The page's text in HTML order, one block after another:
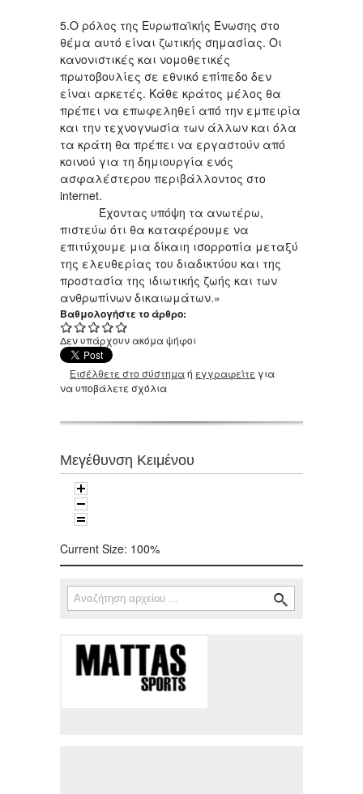
5.Ο ρόλος της Ευρωπαϊκής Ένωσης στο
θέμα αυτό είναι ζωτικής σημασίας. Οι
κανονιστικές και νομοθετικές
πρωτοβουλίες σε εθνικό επίπεδο δεν
είναι αρκετές. Κάθε κράτος μέλος θα
πρέπει να επωφεληθεί από την εμπειρία
και την τεχνογνωσία των άλλων και όλα
τα κράτη θα πρέπει να εργαστούν από
κοινού για τη δημιουργία ενός
ασφαλέστερου περιβάλλοντος στο
internet.
Έχοντας υπόψη τα ανωτέρω,
πιστεύω ότι θα καταφέρουμε να
επιτύχουμε μια δίκαιη ισορροπία μεταξύ
της ελευθερίας του διαδικτύου και της
προστασία της ιδιωτικής ζωής και των
ανθρωπίνων δικαιωμάτων.»
Βαθμολογήστε το άρθρο:
Δεν υπάρχουν ακόμα ψήφοι
Εισέλθετε στο σύστημαή εγγραφείτε για
να υποβάλετε σχόλια
Μεγέθυνση Κειμένου
Current Size: 100%
Φόρμα αναζήτησης
Αναζήτηση